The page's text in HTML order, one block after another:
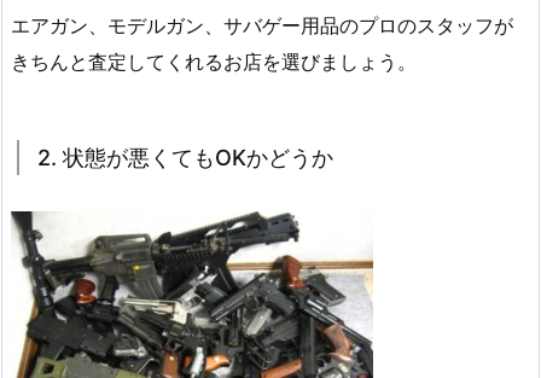
エアガン、モデルガン、サバゲー用品のプロのスタッフが
きちんと査定してくれるお店を選びましょう。
2. 状態が悪くてもOKかどうか